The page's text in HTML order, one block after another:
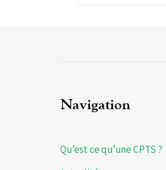
Navigation
Qu’est ce qu’une CPTS ?